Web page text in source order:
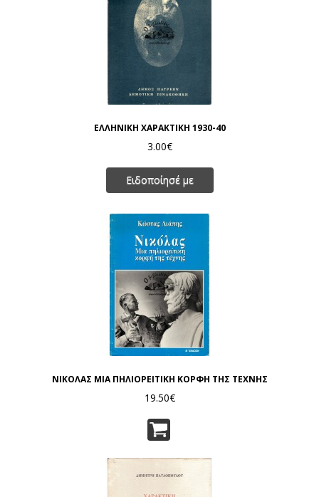
ΕΛΛΗΝΙΚΗ ΧΑΡΑΚΤΙΚΗ 1930-40
3.00€
Ειδοποίησέ με
ΝΙΚΟΛΑΣ ΜΙΑ ΠΗΛΙΟΡΕΙΤΙΚΗ ΚΟΡΦΗ ΤΗΣ ΤΕΧΝΗΣ
19.50€